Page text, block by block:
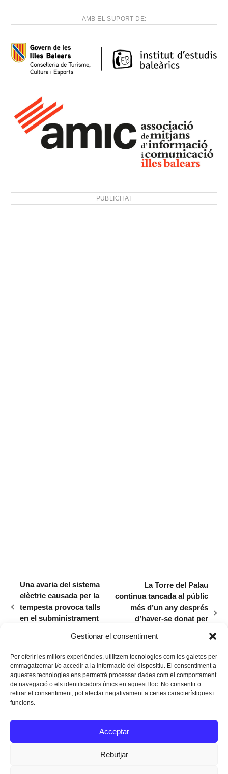
Gestionar el consentiment
Per oferir les millors experiències, utilitzem tecnologies com les galetes per
emmagatzemar i/o accedir a la informació del dispositiu. El consentiment a
aquestes tecnologies ens permetrà processar dades com el comportament
de navegació o els identificadors únics en aquest lloc. No consentir o
retirar el consentiment, pot afectar negativament a certes característiques i
funcions.
Acceptar
Rebutjar
AMB EL SUPORT DE:
PUBLICITAT
previous
post:
Una avaria del sistema
elèctric causada per la
tempesta provoca talls
en el subministrament
La Torre del Palau
continua tancada al públic
més d’un any després
d’haver-se donat per
Instagram
Facebook
Twitter
Texts Legals